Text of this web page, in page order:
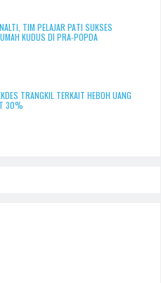
TIM PELAJAR PATI SUKSES
KUDUS DI PRA-POPDA
TRANGKIL TERKAIT HEBOH UANG
30%